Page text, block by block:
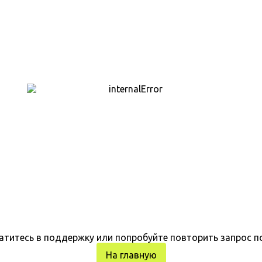
в поддержку или попробуйте повторить запрос
На главную